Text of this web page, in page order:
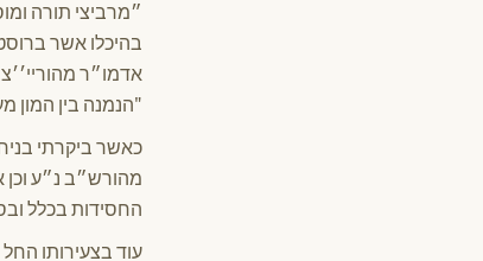
״מרביצי תורה
בהיכלו אשר
אדמו״ר
"הנמנה בין המון
כאשר ביקרתי
מהורש״ב נ״ע
החסידות בכלל
עוד בצעירותו